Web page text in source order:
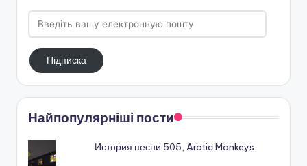
Введіть
вашу
електронную
поштуПідписка
Найпопулярніші пости
История песни 505, Arctic Monkeys